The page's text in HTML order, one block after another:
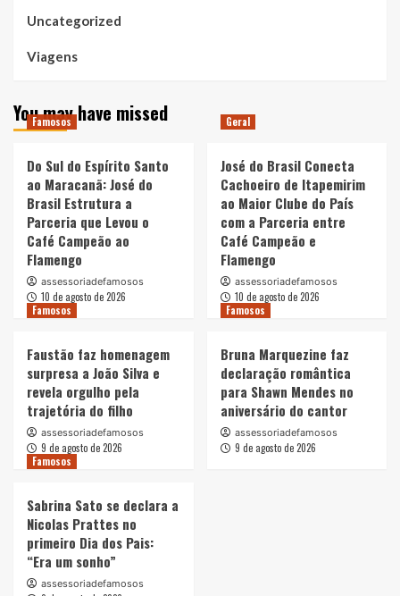
Uncategorized
Viagens
You may have missed
Famosos
Do Sul do Espírito Santo
ao Maracanã: José do
Brasil Estrutura a
Parceria que Levou o
Café Campeão ao
Flamengo
assessoriadefamosos
10 de agosto de 2026
Geral
José do Brasil Conecta
Cachoeiro de Itapemirim
ao Maior Clube do País
com a Parceria entre
Café Campeão e
Flamengo
assessoriadefamosos
10 de agosto de 2026
Famosos
Faustão faz homenagem
surpresa a João Silva e
revela orgulho pela
trajetória do filho
assessoriadefamosos
9 de agosto de 2026
Famosos
Bruna Marquezine faz
declaração romântica
para Shawn Mendes no
aniversário do cantor
assessoriadefamosos
9 de agosto de 2026
Famosos
Sabrina Sato se declara a
Nicolas Prattes no
primeiro Dia dos Pais:
“Era um sonho”
assessoriadefamosos